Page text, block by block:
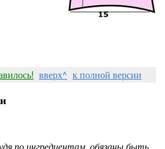
вверх^ к полной версии
по ингредиентам, обязаны быть